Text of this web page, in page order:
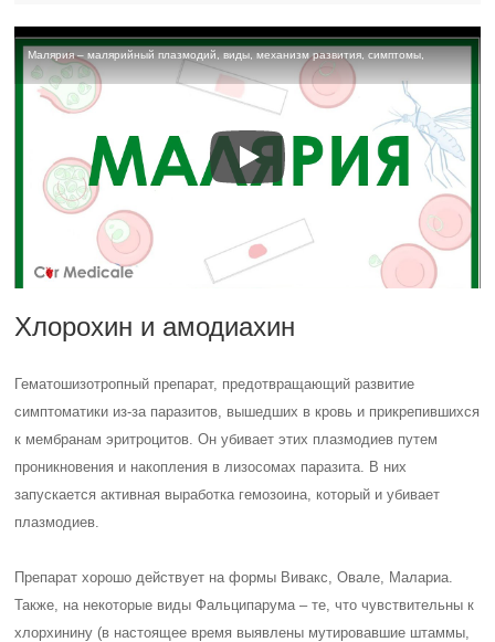
Малярия – малярийный плазмодий, виды, механизм развития, симптомы,
Хлорохин и амодиахин
Гематошизотропный препарат, предотвращающий развитие
симптоматики из-за паразитов, вышедших в кровь и прикрепившихся
к мембранам эритроцитов. Он убивает этих плазмодиев путем
проникновения и накопления в лизосомах паразита. В них
запускается активная выработка гемозоина, который и убивает
плазмодиев.
Препарат хорошо действует на формы Вивакс, Овале, Малариа.
Также, на некоторые виды Фальципарума – те, что чувствительны к
хлорхинину (в настоящее время выявлены мутировавшие штаммы,